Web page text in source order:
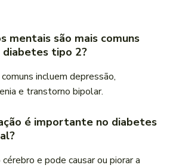
mentais são mais comuns
diabetes tipo 2?
incluem depressão,
e transtorno bipolar.
é importante no diabetes
e pode causar ou piorar a